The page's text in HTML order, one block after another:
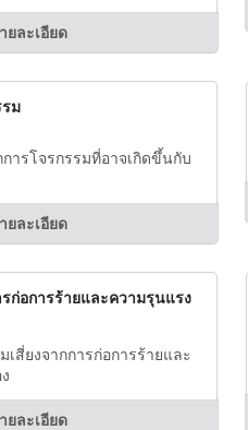
ยละเอียด
ม
ารโจรกรรมที่อาจเกิดขึ้นกับ
ยละเอียด
ก่อการร้ายและความรุนแรง
สี่ยงจากการก่อการร้ายและ
ยละเอียด